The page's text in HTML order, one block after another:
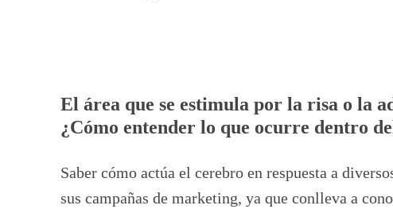
El área que se estimula por la risa o la
¿Cómo entender lo que ocurre dentro
Saber cómo actúa el cerebro en respuesta a
sus campañas de marketing, ya que conlleva a